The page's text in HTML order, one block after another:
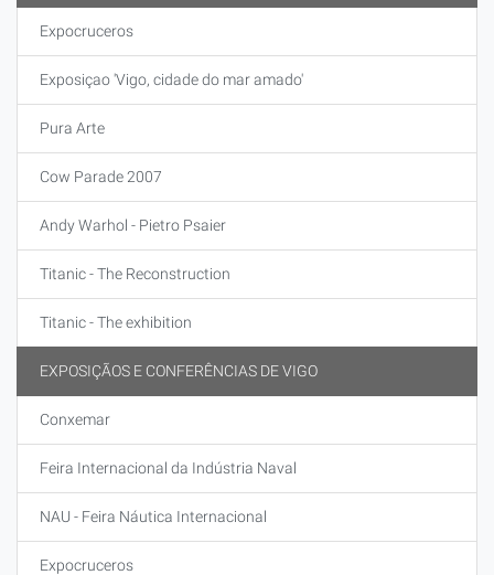
Expocruceros
Exposiçao 'Vigo, cidade do mar amado'
Pura Arte
Cow Parade 2007
Andy Warhol - Pietro Psaier
Titanic - The Reconstruction
Titanic - The exhibition
EXPOSIÇÃOS E CONFERÊNCIAS DE VIGO
Conxemar
Feira Internacional da Indústria Naval
NAU - Feira Náutica Internacional
Expocruceros